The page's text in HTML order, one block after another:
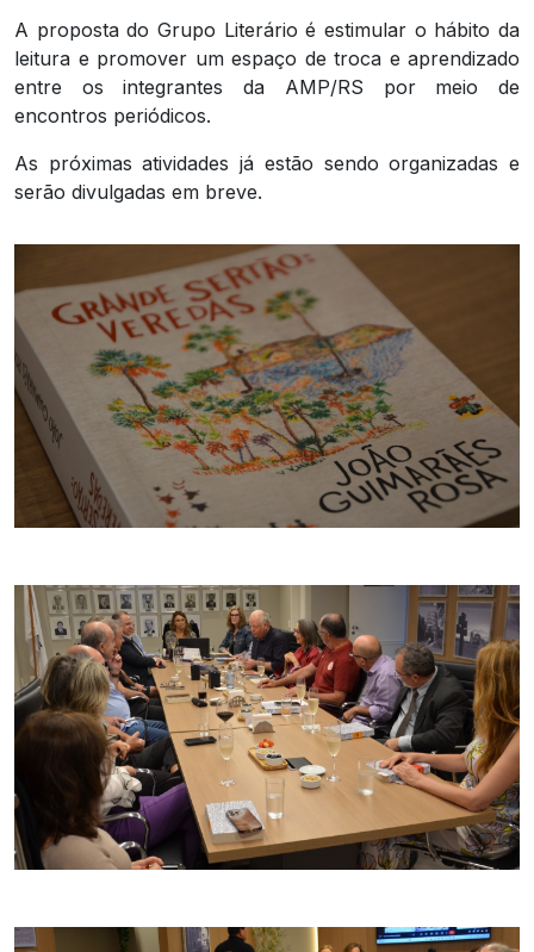
A proposta do Grupo Literário é estimular o hábito da
leitura e promover um espaço de troca e aprendizado
entre os integrantes da AMP/RS por meio de
encontros periódicos.
As próximas atividades já estão sendo organizadas e
serão divulgadas em breve.